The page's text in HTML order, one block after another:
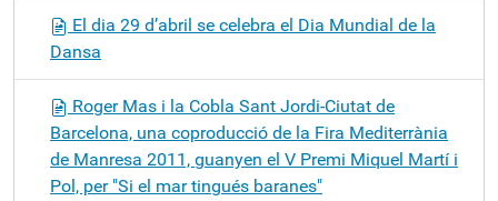
El dia 29 d’abril se celebra el Dia Mundial de la
Dansa
Roger Mas i la Cobla Sant Jordi-Ciutat de
Barcelona, una coproducció de la Fira Mediterrània
de Manresa 2011, guanyen el V Premi Miquel Martí i
Pol, per "Si el mar tingués baranes"